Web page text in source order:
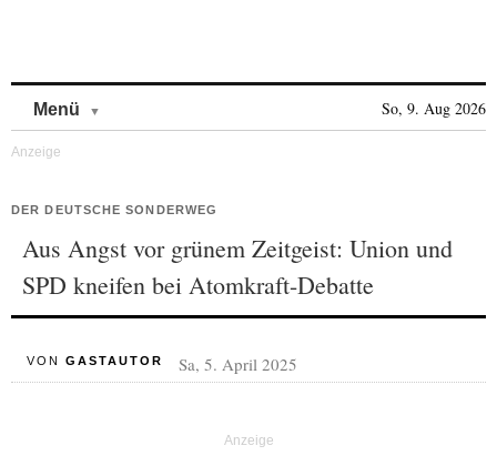
Menü So, 9. Aug 2026
DER DEUTSCHE SONDERWEG
Aus Angst vor grünem Zeitgeist: Union und
SPD kneifen bei Atomkraft-Debatte
VON GASTAUTOR Sa, 5. April 2025